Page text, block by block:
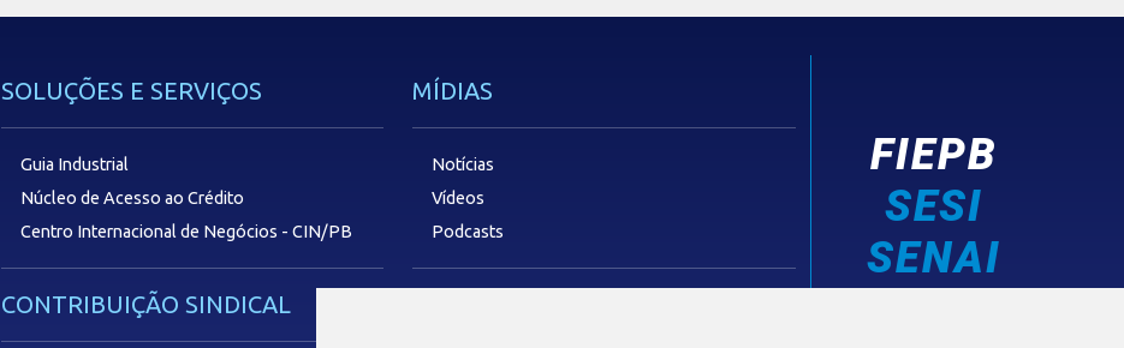
SOLUÇÕES E SERVIÇOS
Guia Industrial
Núcleo de Acesso ao Crédito
Centro Internacional de Negócios - CIN/PB
CONTRIBUIÇÃO SINDICAL
MÍDIAS
Notícias
Vídeos
Podcasts
FIEPB
SESI
SENAI